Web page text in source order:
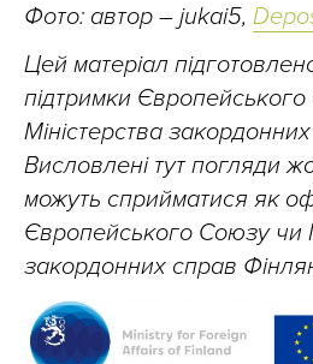
Фото: автор – jukai5,
Цей матеріал
підтримки
Міністерства
Висловлені тут погляди
можуть сприйматися як
Європейського Союзу чи
закордонних справ